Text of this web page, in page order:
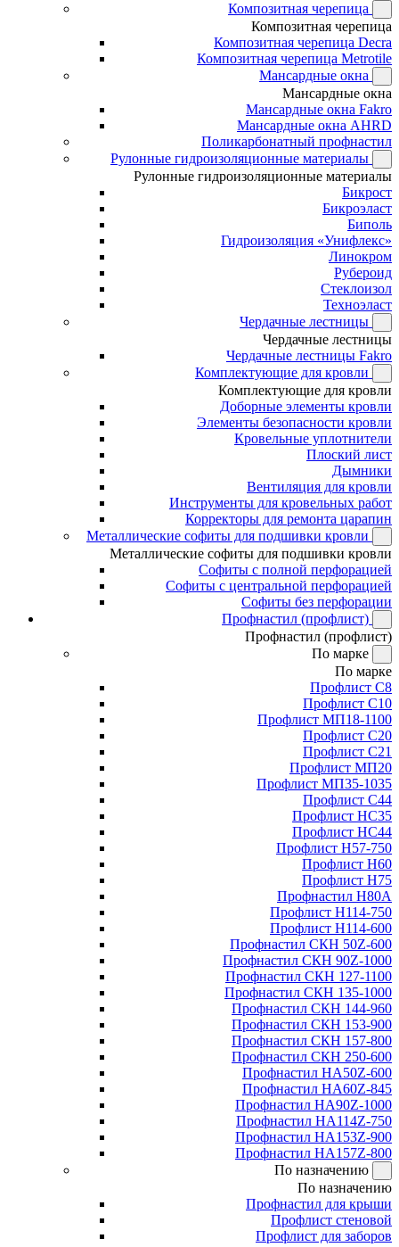
Композитная черепица
Композитная черепица
Композитная черепица Decra
Композитная черепица Metrotile
Мансардные окна
Мансардные окна
Мансардные окна Fakro
Мансардные окна AHRD
Поликарбонатный профнастил
Рулонные гидроизоляционные материалы
Рулонные гидроизоляционные материалы
Бикрост
Бикроэласт
Биполь
Гидроизоляция «Унифлекс»
Линокром
Рубероид
Стеклоизол
Техноэласт
Чердачные лестницы
Чердачные лестницы
Чердачные лестницы Fakro
Комплектующие для кровли
Комплектующие для кровли
Доборные элементы кровли
Элементы безопасности кровли
Кровельные уплотнители
Плоский лист
Дымники
Вентиляция для кровли
Инструменты для кровельных работ
Корректоры для ремонта царапин
Металлические софиты для подшивки кровли
Металлические софиты для подшивки кровли
Софиты с полной перфорацией
Софиты с центральной перфорацией
Софиты без перфорации
Профнастил (профлист)
Профнастил (профлист)
По марке
По марке
Профлист С8
Профлист С10
Профлист МП18-1100
Профлист С20
Профлист С21
Профлист МП20
Профлист МП35-1035
Профлист С44
Профлист НС35
Профлист НС44
Профлист Н57-750
Профлист Н60
Профлист Н75
Профнастил Н80А
Профлист Н114-750
Профлист Н114-600
Профнастил СКН 50Z-600
Профнастил СКН 90Z-1000
Профнастил СКН 127-1100
Профнастил СКН 135-1000
Профнастил СКН 144-960
Профнастил СКН 153-900
Профнастил СКН 157-800
Профнастил СКН 250-600
Профнастил НА50Z-600
Профнастил НА60Z-845
Профнастил НА90Z-1000
Профнастил НА114Z-750
Профнастил НА153Z-900
Профнастил НА157Z-800
По назначению
По назначению
Профнастил для крыши
Профлист стеновой
Профлист для заборов